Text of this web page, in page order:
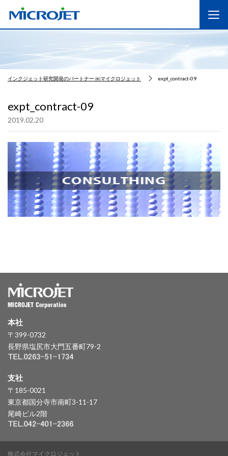
インクジェット研究開発のパートナー ㈱マイクロジェット expt_contract-09
expt_contract-09
2019.02.20
本社
〒399-0732
長野県塩尻市大門五番町79-2
支社
〒185-0021
東京都国分寺市南町3-11-17
尾崎ビル2階
株式会社マイクロジェット